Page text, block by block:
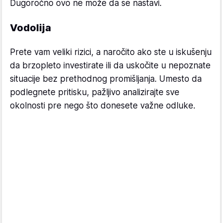
Dugoročno ovo ne može da se nastavi.
Vodolija
Prete vam veliki rizici, a naročito ako ste u iskušenju
da brzopleto investirate ili da uskočite u nepoznate
situacije bez prethodnog promišljanja. Umesto da
podlegnete pritisku, pažljivo analizirajte sve
okolnosti pre nego što donesete važne odluke.